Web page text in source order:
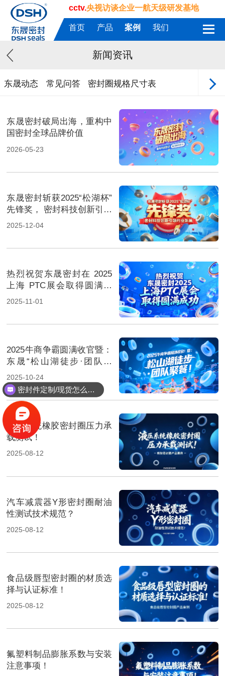
cctv.央视访谈企业一航天级研发基地
首页 产品 案例 我们
新闻资讯
东晟动态 常见问答 密封圈规格尺寸表
东晟密封破局出海，重构中
国密封全球品牌价值
2026-05-23
东晟密封斩获2025“松湖杯”
先锋奖， 密封科技创新引领
行业新篇！
2025-12-04
热烈祝贺东晟密封在 2025
上海 PTC展会取得圆满成
功！
2025-11-01
2025牛商争霸圆满收官暨：
东晟“松山湖徒步·团队聚
餐”！
2025-10-24
液压系统橡胶密封圈压力承
载测试！
2025-08-12
汽车减震器Y形密封圈耐油
性测试技术规范？
2025-08-12
食品级唇型密封圈的材质选
择与认证标准！
2025-08-12
氟塑料制品膨胀系数与安装
注意事项！
密封件定制/现货怎么报价，起订量多少？